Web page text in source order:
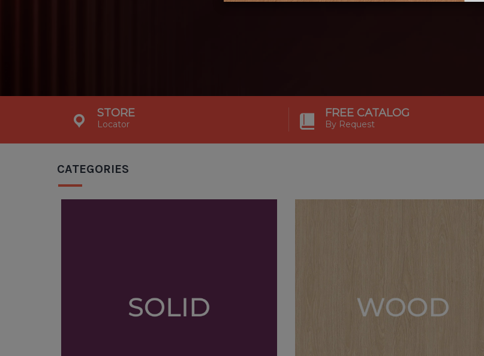
STORE
Locator
FREE CATALOG
By Request
CATEGORIES